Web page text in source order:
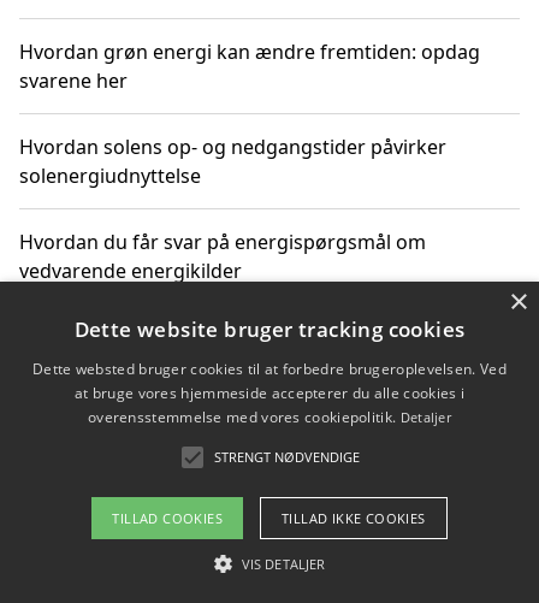
Hvordan grøn energi kan ændre fremtiden: opdag
svarene her
Hvordan solens op- og nedgangstider påvirker
solenergiudnyttelse
Hvordan du får svar på energispørgsmål om
vedvarende energikilder
Copyright 2026 - Pilanto Aps
Om / kontakt
Blog Betingelser
×
Dette website bruger tracking cookies
Dette websted bruger cookies til at forbedre brugeroplevelsen. Ved
at bruge vores hjemmeside accepterer du alle cookies i
overensstemmelse med vores cookiepolitik. Detaljer
STRENGT NØDVENDIGE
TILLAD COOKIES TILLAD IKKE COOKIES
VIS DETALJER